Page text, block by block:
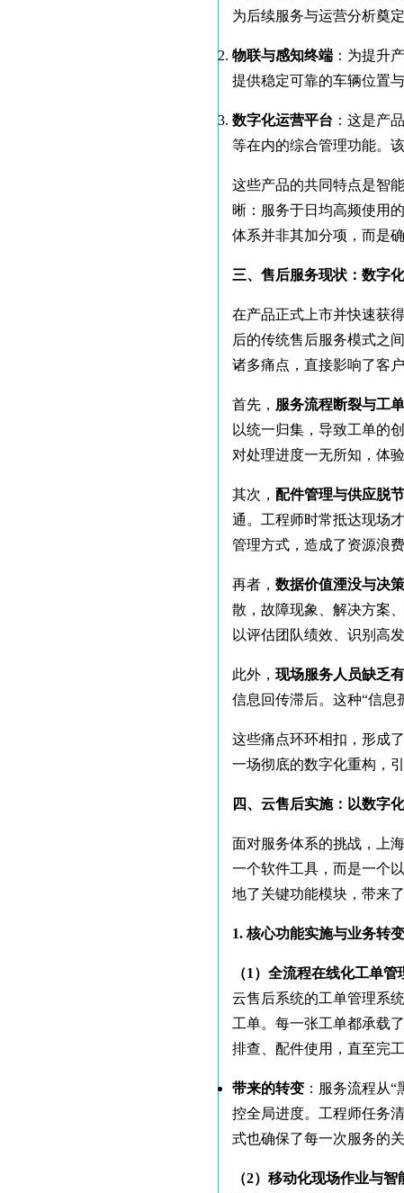
为后续服务与运营分析奠定
物联与感知终端 ：为提升
提供稳定可靠的车辆位置
数字化运营平台 ：这是产
等在内的综合管理功能。
这些产品的共同特点是智
晰：服务于日均高频使用
体系并非其加分项，而是
三、售后服务现状：数字
在产品正式上市并快速获
后的传统售后服务模式之
诸多痛点，直接影响了客
首先， 服务流程断裂与工
以统一归集，导致工单的
对处理进度一无所知，体验
其次， 配件管理与供应脱节
通。工程师时常抵达现场
管理方式，造成了资源浪
再者， 数据价值湮没与决
散，故障现象、解决方案
以评估团队绩效、识别高
此外， 现场服务人员缺乏
信息回传滞后。这种“信息
这些痛点环环相扣，形成
一场彻底的数字化重构，
四、云售后实施：以数字
面对服务体系的挑战，上
一个软件工具，而是一个
地了关键功能模块，带来
1. 核心功能实施与业务转变
（1）全流程在线化工单
云售后系统的工单管理系
工单。每一张工单都承载
排查、配件使用，直至完
带来的转变 ：服务流程从
控全局进度。工程师任务
式也确保了每一次服务的
（2）移动化现场作业与